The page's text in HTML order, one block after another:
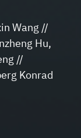
Wang //
Hu,
//
Konrad